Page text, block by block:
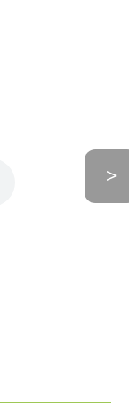
>